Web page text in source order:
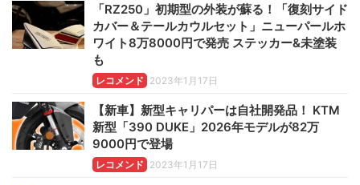
「RZ250」初期型の外装が蘇る！「復刻サイド
カバー＆テールカウルセット」ニューパールホ
ワイト8万8000円で発売 ステッカー&未塗装
も
レコメンド 2023年1月17日
【新車】新型キャリパーは自社開発品！ KTM
新型「390 DUKE」2026年モデルが82万
9000円で登場
レコメンド 2023年1月17日